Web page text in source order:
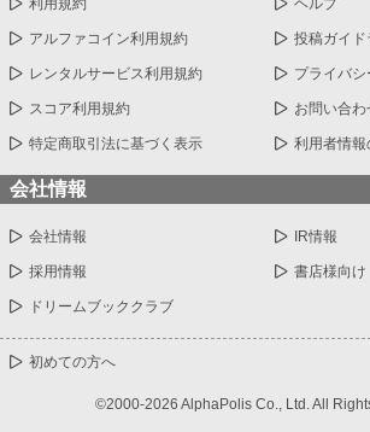
利用規約 ヘルプ
アルファコイン利用規約 投稿ガイド
レンタルサービス利用規約 プライバ
スコア利用規約 お問い合わ
特定商取引法に基づく表示 利用者情報
会社情報
会社情報 IR情報
採用情報 書店様向け
ドリームブッククラブ
初めての方へ
©2000-2026 AlphaPolis Co., Ltd. All